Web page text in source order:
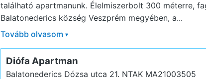
található apartmanunk. Élelmiszerbolt 300 méterre,
Balatonederics község Veszprém megyében, a...
Tovább olvasom ▾
Diófa Apartman
Balatonederics Dózsa utca 21. NTAK MA21003505